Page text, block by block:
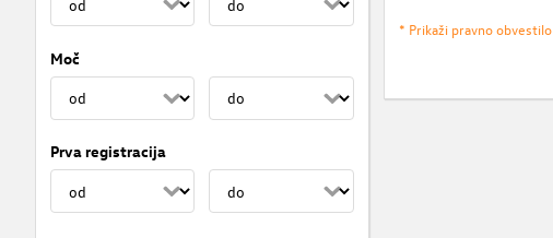
Moč
Prva registracija
* Prikaži pravno obvestilo